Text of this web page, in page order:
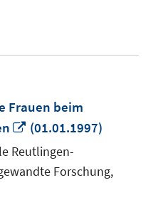
Frauen beim
In
neuem
Fenster
öffnen
(01.01.1997)
Reutlingen-
Forschung,